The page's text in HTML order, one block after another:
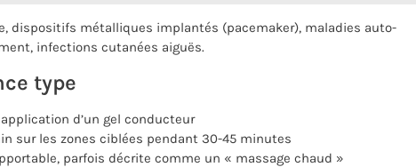
dispositifs métalliques implantés (pacemaker), maladies auto-
infections cutanées aiguës.
type
d’un gel conducteur
sur les zones ciblées pendant 30-45 minutes
parfois décrite comme un « massage chaud »